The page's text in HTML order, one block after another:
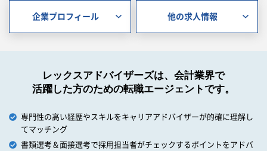
企業プロフィール 他の求人情報
レックスアドバイザーズは、会計業界で
活躍した方のための転職エージェントです。
専門性の高い経歴やスキルをキャリアアドバイザーが的確に理解し
てマッチング
書類選考＆面接選考で採用担当者がチェックするポイントをアドバ